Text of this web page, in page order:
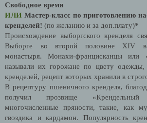
Свободное время
ИЛИ Мастер-класс по приготовлению
кренделей! (по желанию и за доп.плату)*
Происхождение выборгского кренделя
Выборге во второй половине XIV
монастыря. Монахи-францисканцы или
называли их горожане по цвету одежды,
кренделей, рецепт которых хранили в
В рецептуру пшеничного кренделя,
получил прозвище
многочисленные пряности, такие, как
гвоздика и кардамон. Популярность